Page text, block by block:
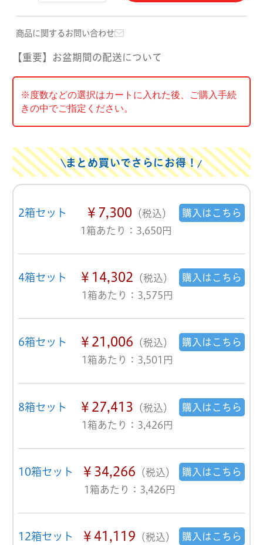
商品に関するお問い合わせ
【重要】お盆期間の配送について
※度数などの選択はカートに入れた後、ご購入手続
きの中でご指定ください。
まとめ買いでさらにお得！
2箱セット ￥7,300 （税込）
1箱あたり：3,650円
購入はこちら
4箱セット ￥14,302 （税込）
1箱あたり：3,575円
購入はこちら
6箱セット ￥21,006 （税込）
1箱あたり：3,501円
購入はこちら
8箱セット ￥27,413 （税込）
1箱あたり：3,426円
購入はこちら
10箱セット ￥34,266 （税込）
1箱あたり：3,426円
購入はこちら
12箱セット ￥41,119 （税込）
購入はこちら